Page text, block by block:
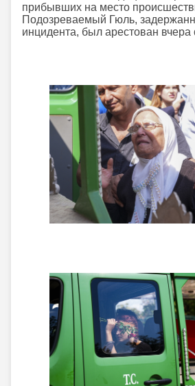
прибывших на место
Подозреваемый Гюль,
инцидента, был арестован вчера